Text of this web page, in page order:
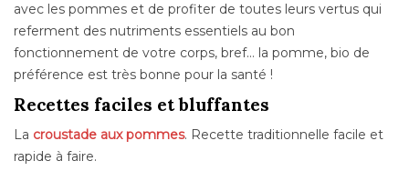
avec les pommes et de profiter de toutes leurs vertus qui
referment des nutriments essentiels au bon
fonctionnement de votre corps, bref… la pomme, bio de
préférence est très bonne pour la santé !
Recettes faciles et bluffantes
La croustade aux pommes. Recette traditionnelle facile et
rapide à faire.